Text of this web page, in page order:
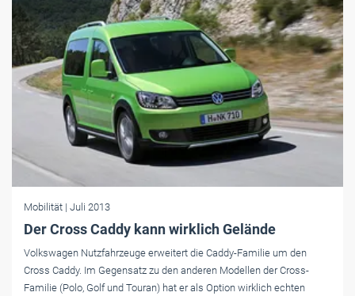
Mobilität | Juli 2013
Der Cross Caddy kann wirklich Gelände
Volkswagen Nutzfahrzeuge erweitert die Caddy-Familie um den
Cross Caddy. Im Gegensatz zu den anderen Modellen der Cross-
Familie (Polo, Golf und Touran) hat er als Option wirklich echten